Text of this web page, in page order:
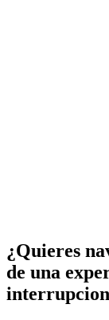
¿Quieres
de una